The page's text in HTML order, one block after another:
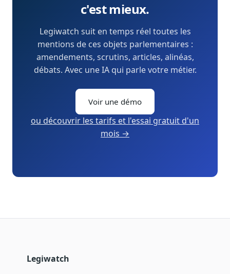
c'est mieux.
Legiwatch suit en temps réel toutes les
mentions de ces objets parlementaires :
amendements, scrutins, articles, alinéas,
débats. Avec une IA qui parle votre métier.
Voir une démo
ou découvrir les tarifs et l'essai gratuit d'un
mois →
Legiwatch